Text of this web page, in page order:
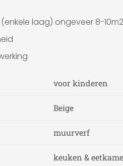
(enkele laag) ongeveer 8-10m2
voor kinderen
Beige
muurverf
keuken &